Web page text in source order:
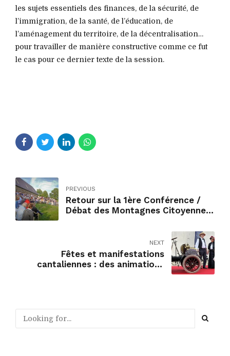
les sujets essentiels des finances, de la sécurité, de
l’immigration, de la santé, de l’éducation, de
l’aménagement du territoire, de la décentralisation…
pour travailler de manière constructive comme ce fut
le cas pour ce dernier texte de la session.
PREVIOUS
Retour sur la 1ère Conférence /
Débat des Montagnes Citoyennes
NEXT
Fêtes et manifestations
cantaliennes : des animations